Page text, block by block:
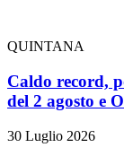
QUINTANA
Caldo record,
del 2 agosto e
30 Luglio 2026